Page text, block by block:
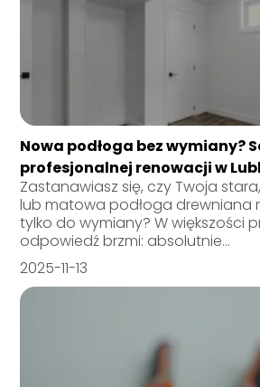
Nowa podłoga bez wymiany?
profesjonalnej renowacji w
Zastanawiasz się, czy Twoja
lub matowa podłoga drewniana
tylko do wymiany? W większości
odpowiedź brzmi: absolutnie...
2025-11-13